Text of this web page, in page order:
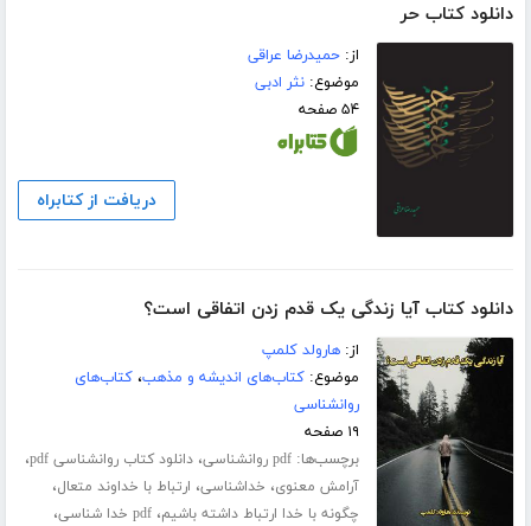
دانلود کتاب حر
از:حمیدرضا عراقی
موضوع:نثر ادبی
۵۴ صفحه
دریافت از کتابراه
دانلود کتاب آیا زندگی یک قدم زدن اتفاقی است؟
از:هارولد کلمپ
موضوع:کتاب‌های اندیشه و مذهب،کتاب‌های
روانشناسی
۱۹ صفحه
برچسب‌ها:pdf روانشناسی ،دانلود کتاب روانشناسی pdf ،
آرامش معنوی، خداشناسی، ارتباط با خداوند متعال،
چگونه با خدا ارتباط داشته باشیم،pdf خدا شناسی ،